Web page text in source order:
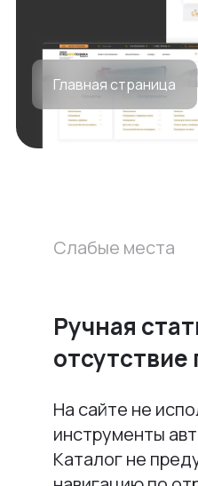
Главная страница
Слабые места
Ручная
отсутствие
На сайте не
инструменты
Каталог не